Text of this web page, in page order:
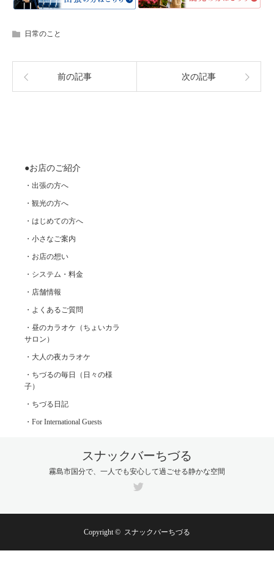
日常のこと
前の記事 次の記事
●お店のご紹介
・出張の方へ
・観光の方へ
・はじめての方へ
・小さなご案内
・お店の想い
・システム・料金
・店舗情報
・よくあるご質問
・昼のカラオケ（ちょいカラ
サロン）
・大人の夜カラオケ
・ちづるの毎日（日々の様
子）
・ちづる日記
・For International Guests
スナックバーちづる
霧島市国分で、一人でも安心して過ごせる静かな空間
Copyright © スナックバーちづる